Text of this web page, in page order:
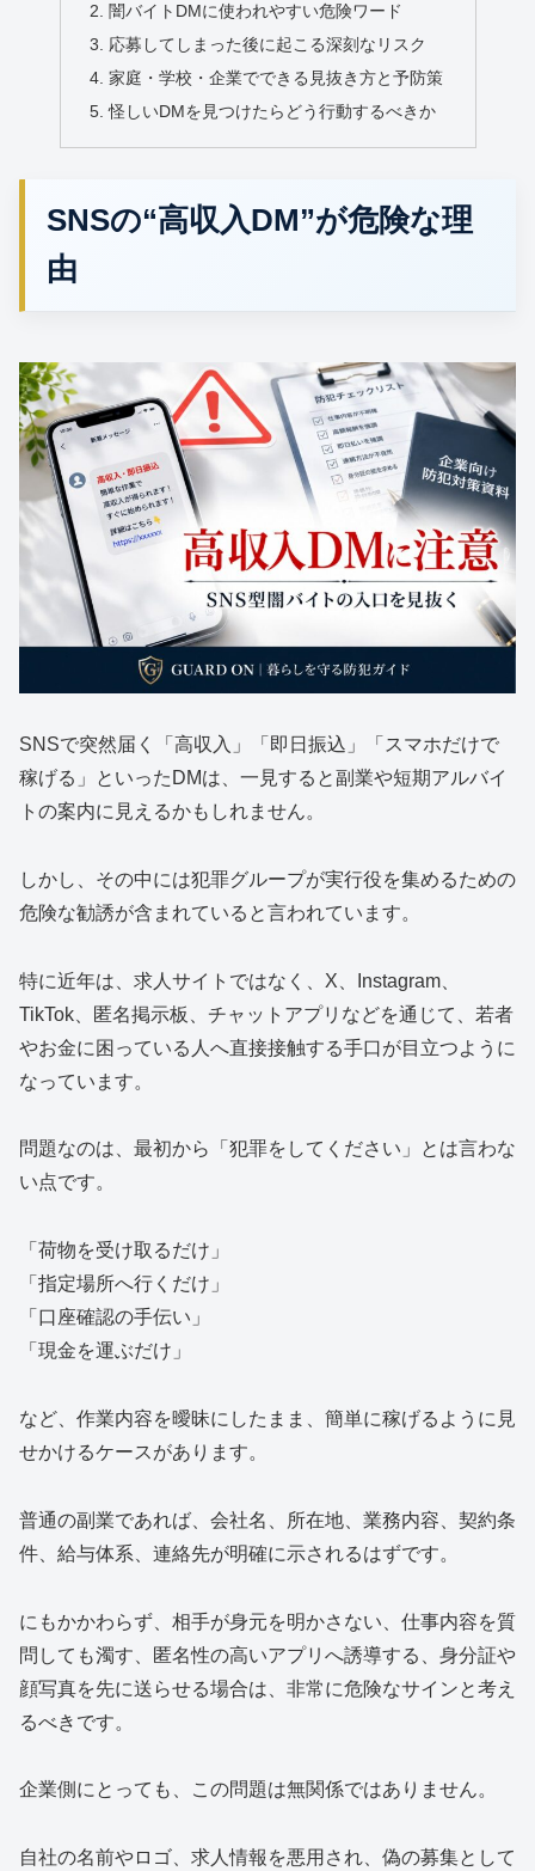
闇バイトDMに使われやすい危険ワード
応募してしまった後に起こる深刻なリスク
家庭・学校・企業でできる見抜き方と予防策
怪しいDMを見つけたらどう行動するべきか
SNSの“高収入DM”が危険な理
由
SNSで突然届く「高収入」「即日振込」「スマホだけで
稼げる」といったDMは、一見すると副業や短期アルバイ
トの案内に見えるかもしれません。
しかし、その中には犯罪グループが実行役を集めるための
危険な勧誘が含まれていると言われています。
特に近年は、求人サイトではなく、X、Instagram、
TikTok、匿名掲示板、チャットアプリなどを通じて、若者
やお金に困っている人へ直接接触する手口が目立つように
なっています。
問題なのは、最初から「犯罪をしてください」とは言わな
い点です。
「荷物を受け取るだけ」
「指定場所へ行くだけ」
「口座確認の手伝い」
「現金を運ぶだけ」
など、作業内容を曖昧にしたまま、簡単に稼げるように見
せかけるケースがあります。
普通の副業であれば、会社名、所在地、業務内容、契約条
件、給与体系、連絡先が明確に示されるはずです。
にもかかわらず、相手が身元を明かさない、仕事内容を質
問しても濁す、匿名性の高いアプリへ誘導する、身分証や
顔写真を先に送らせる場合は、非常に危険なサインと考え
るべきです。
企業側にとっても、この問題は無関係ではありません。
自社の名前やロゴ、求人情報を悪用され、偽の募集として